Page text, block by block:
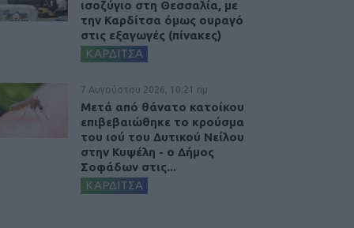
ισοζύγιο στη Θεσσαλία, με
την Καρδίτσα όμως ουραγό
στις εξαγωγές (πίνακες)
ΚΑΡΔΙΤΣΑ
7 Αυγούστου 2026, 10:21 πμ
Μετά από θάνατο κατοίκου
επιβεβαιώθηκε το κρούσμα
του ιού του Δυτικού Νείλου
στην Κυψέλη - ο Δήμος
Σοφάδων στις...
ΚΑΡΔΙΤΣΑ